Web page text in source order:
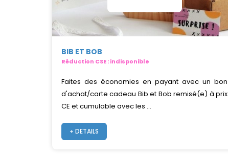
BIB ET BOB
Réduction CSE : indisponible
Faites des économies en payant avec un bon
d'achat/carte cadeau Bib et Bob remisé(e) à prix
CE et cumulable avec les ...
+ DETAILS